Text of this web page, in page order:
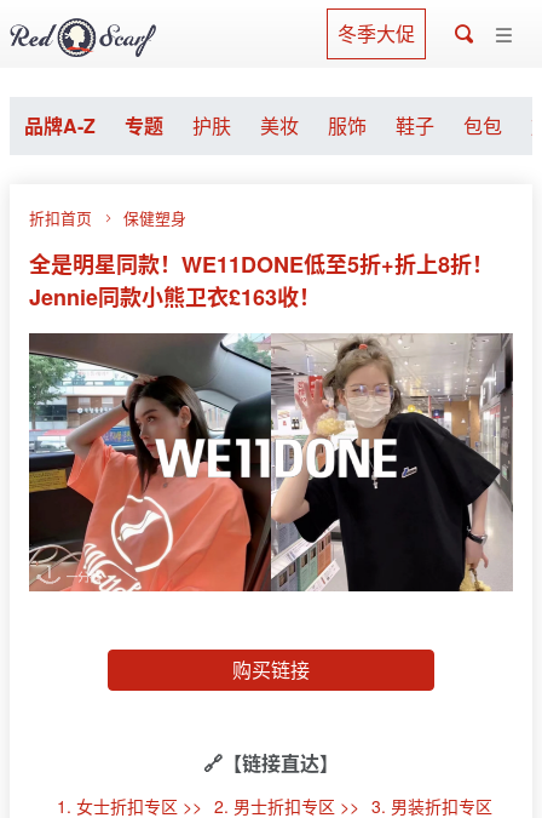
冬季大促
品牌A-Z 专题 护肤 美妆 服饰 鞋子 包包
折扣首页 保健塑身
全是明星同款！WE11DONE低至5折+折上8折！
Jennie同款小熊卫衣£163收！
购买链接
🔗【链接直达】
1. 女士折扣专区 >> 2. 男士折扣专区 >> 3. 男装折扣专区